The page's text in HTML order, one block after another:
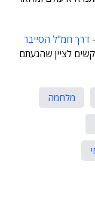
דרך חמ"ל הסייבר
לציין שהגעתם
מלחמה